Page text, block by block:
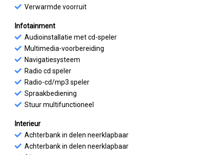
Verwarmde voorruit
Infotainment
Audioinstallatie met cd-speler
Multimedia-voorbereiding
Navigatiesysteem
Radio cd speler
Radio-cd/mp3 speler
Spraakbediening
Stuur multifunctioneel
Interieur
Achterbank in delen neerklapbaar
Achterbank in delen neerklapbaar